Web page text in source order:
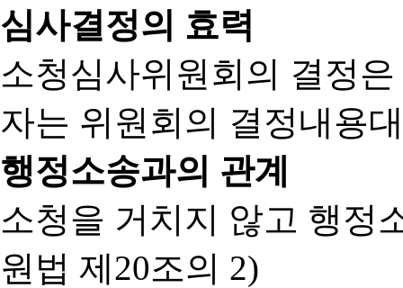
심사결정의 효력
소청심사위원회의 결정
자는 위원회의 결정내용
행정소송과의 관계
소청을 거치지 않고 행정
원법 제20조의 2)